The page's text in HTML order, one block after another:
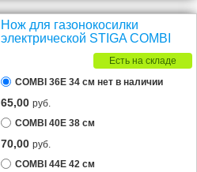
Нож для газонокосилки
электрической STIGA COMBI
Есть на складе
COMBI 36E 34 см нет в наличии
65,00руб.
COMBI 40E 38 см
70,00руб.
COMBI 44E 42 см